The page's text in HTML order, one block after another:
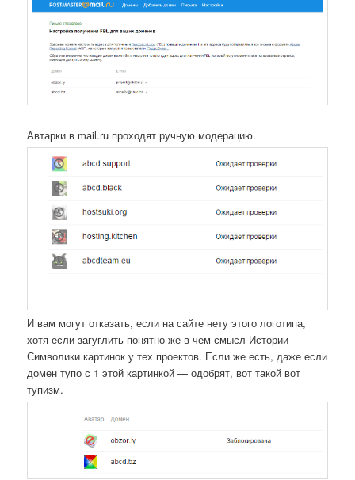
Автарки в mail.ru проходят ручную модерацию.
И вам могут отказать, если на сайте нету этого логотипа,
хотя если загуглить понятно же в чем смысл Истории
Символики картинок у тех проектов. Если же есть, даже если
домен тупо с 1 этой картинкой — одобрят, вот такой вот
тупизм.